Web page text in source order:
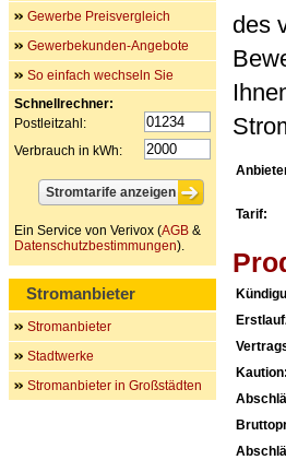
des
Tarif:
Kaution:
Gewerbe Preisvergleich
Gewerbekunden-Angebote
So einfach wechseln Sie
Schnellrechner:
Postleitzahl:
Verbrauch in kWh:
Ein Service von Verivox (AGB &
Datenschutzbestimmungen).
Stromanbieter
Stromanbieter
Stadtwerke
Stromanbieter in Großstädten